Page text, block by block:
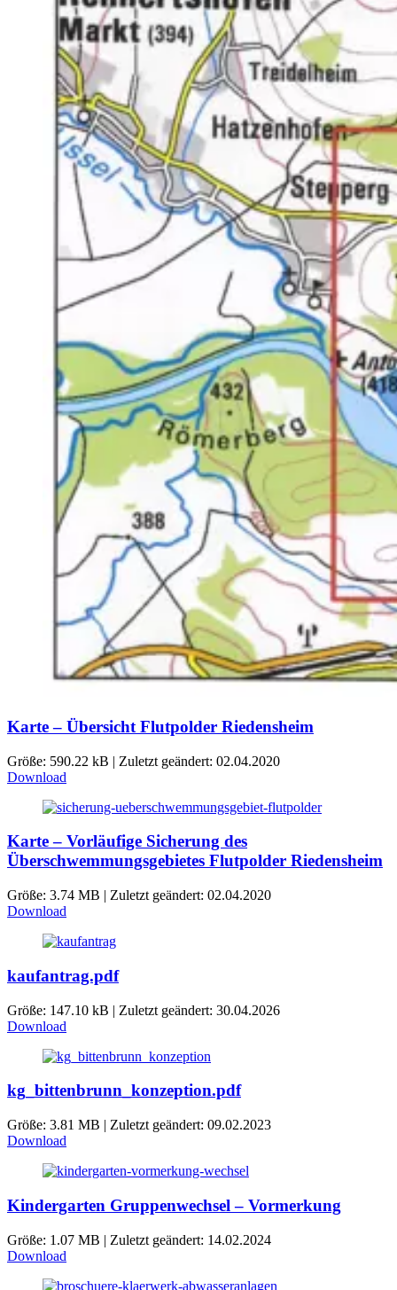
Karte – Übersicht Flutpolder Riedensheim
Größe: 590.22 kB | Zuletzt geändert: 02.04.2020
Download
Karte – Vorläufige Sicherung des
Überschwemmungsgebietes Flutpolder Riedensheim
Größe: 3.74 MB | Zuletzt geändert: 02.04.2020
Download
kaufantrag.pdf
Größe: 147.10 kB | Zuletzt geändert: 30.04.2026
Download
kg_bittenbrunn_konzeption.pdf
Größe: 3.81 MB | Zuletzt geändert: 09.02.2023
Download
Kindergarten Gruppenwechsel – Vormerkung
Größe: 1.07 MB | Zuletzt geändert: 14.02.2024
Download